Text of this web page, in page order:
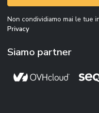
Non condividiamo mai le tue
Privacy
Siamo partner